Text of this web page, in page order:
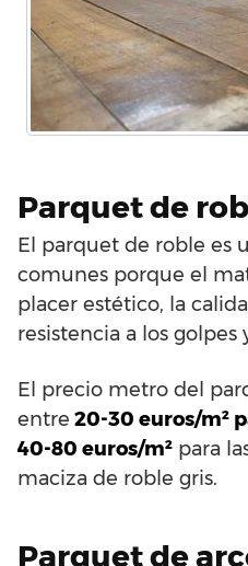
Parquet de
El parquet de roble es
comunes porque el
placer estético, la
resistencia a los golpes
El precio metro del
entre 20-30 euros/m²
40-80 euros/m² para
maciza de roble gris.
Parquet de